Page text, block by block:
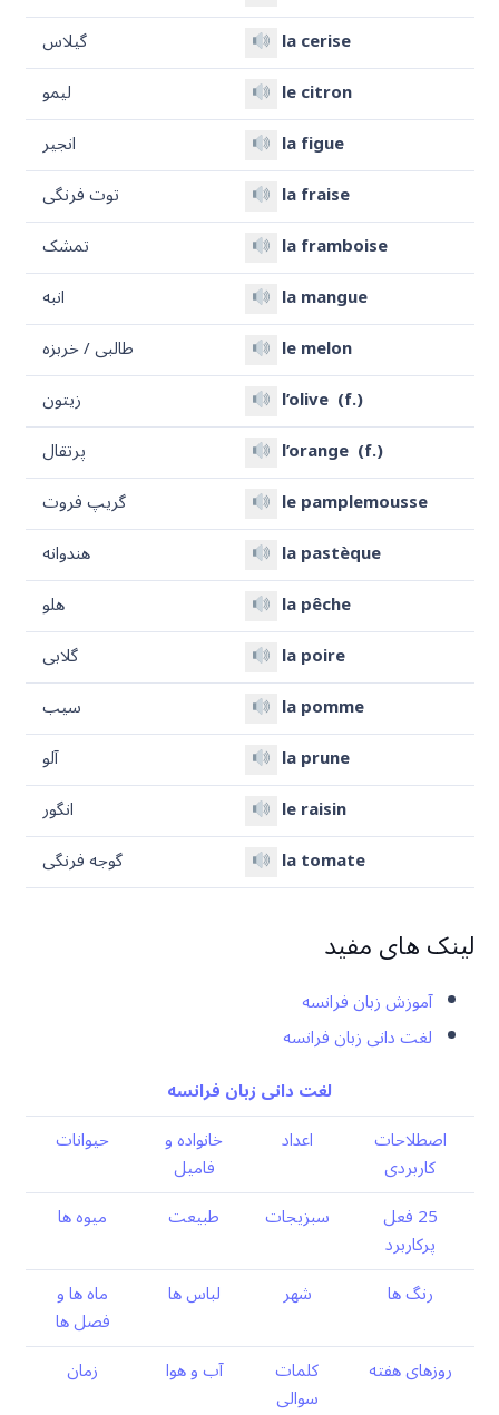
la cerise
گیلاس
le citron
لیمو
la figue
انجیر
la fraise
توت فرنگی
la framboise
تمشک
la mangue
انبه
le melon
طالبی / خربزه
l’olive (f.)
زیتون
l’orange (f.)
پرتقال
le pamplemousse
گریپ فروت
la pastèque
هندوانه
la pêche
هلو
la poire
گلابی
la pomme
سیب
la prune
آلو
le raisin
انگور
la tomate
گوجه فرنگی
لینک های مفید
آموزش زبان فرانسه
لغت دانی زبان فرانسه
لغت دانی زبان فرانسه
اصطلاحات
کاربردی
اعداد خانواده و
فامیل
حیوانات
25 فعل
پرکاربرد
سبزیجات طبیعت میوه ها
رنگ ها شهر لباس ها ماه ها و
فصل ها
روزهای هفته
کلمات
سوالی
آب و هوا زمان